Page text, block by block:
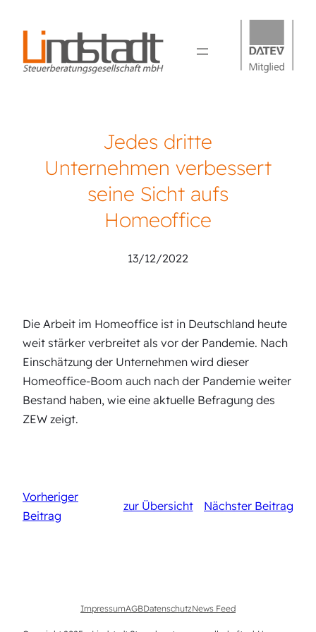
Jedes dritte
Unternehmen verbessert
seine Sicht aufs
Homeoffice
13/12/2022
Die Arbeit im Homeoffice ist in Deutschland heute
weit stärker verbreitet als vor der Pandemie. Nach
Einschätzung der Unternehmen wird dieser
Homeoffice-Boom auch nach der Pandemie weiter
Bestand haben, wie eine aktuelle Befragung des
ZEW zeigt.
Vorheriger
Beitrag
zur Übersicht Nächster Beitrag
ImpressumAGBDatenschutzNews Feed